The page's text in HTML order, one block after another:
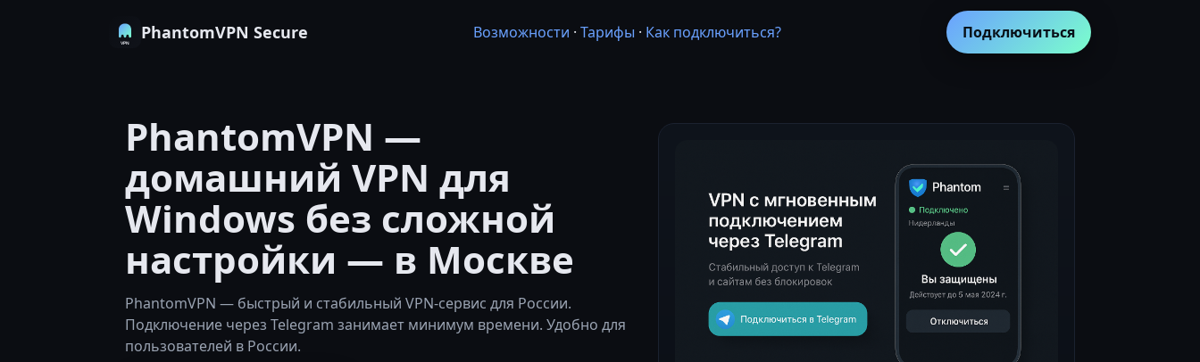
PhantomVPN Secure Возможности · Тарифы · Как подключиться? Подключиться
PhantomVPN —
домашний VPN для
Windows без сложной
настройки — в Москве
PhantomVPN — быстрый и стабильный VPN-сервис для России.
Подключение через Telegram занимает минимум времени. Удобно для
пользователей в России.